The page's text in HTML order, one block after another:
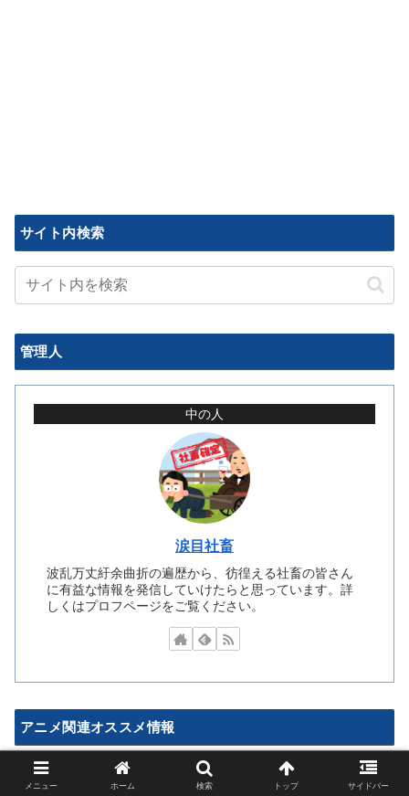
サイト内検索
管理人
中の人
涙目社畜
波乱万丈紆余曲折の遍歴から、彷徨える社畜の皆さん
に有益な情報を発信していけたらと思っています。詳
しくはプロフページをご覧ください。
アニメ関連オススメ情報
ゲーム関連オススメ情報
メニュー ホーム 検索 トップ サイドバー